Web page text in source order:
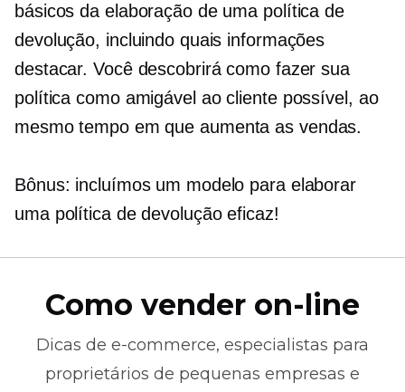
básicos da elaboração de uma política de
devolução, incluindo quais informações
destacar. Você descobrirá como fazer sua
política como amigável ao clientepossível, ao
mesmo tempo em que aumenta as vendas.
Bônus: incluímos um modelo para elaborar
uma política de devolução eficaz!
Como vender on-line
Dicas de e-commerce, especialistas para
proprietários de pequenas empresas e